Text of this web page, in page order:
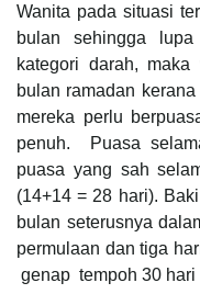
Wanita pada situasi
bulan sehingga
kategori darah,
bulan ramadan
mereka perlu
penuh. Puasa
puasa yang sah
(14+14 = 28 hari).
bulan seterusnya
permulaan dan tiga
genap tempoh 30 hari